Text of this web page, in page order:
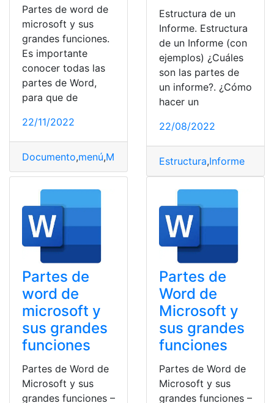
Partes de word de
microsoft y sus
grandes funciones.
Es importante
conocer todas las
partes de Word,
para que de
22/11/2022
Documento,menú,Microsoft microsoft word,Partes
Estructura de un
Informe. Estructura
de un Informe (con
ejemplos) ¿Cuáles
son las partes de
un informe?. ¿Cómo
hacer un
22/08/2022
Estructura,Informe
Partes de
word de
microsoft y
sus grandes
funciones
Partes de Word de
Microsoft y sus
grandes funciones –
Partes de
Word de
Microsoft y
sus grandes
funciones
Partes de Word de
Microsoft y sus
grandes funciones –